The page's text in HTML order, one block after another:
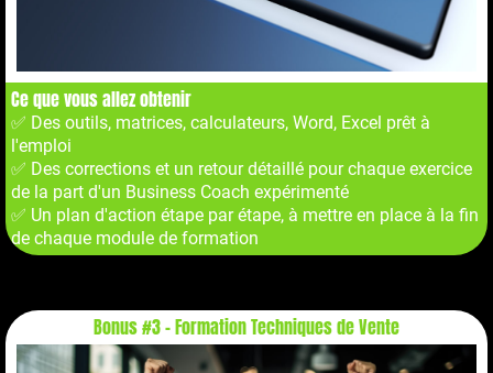
Ce que vous allez obtenir
✅ Des outils, matrices, calculateurs, Word, Excel prêt à
l'emploi
✅ Des corrections et un retour détaillé pour chaque exercice
de la part d'un Business Coach expérimenté
✅ Un plan d'action étape par étape, à mettre en place à la fin
de chaque module de formation
Bonus #3 - Formation Techniques de Vente